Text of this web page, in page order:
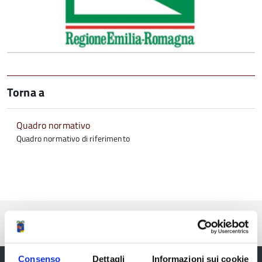
Consenso Dettagli Informazioni sui cookie
Torna a
Quadro normativo
Quadro normativo di riferimento
Ultima modifica: 30 Ottobre 2025